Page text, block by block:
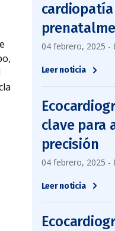
04 febrero, 2025 -
Leer noticia
clave para
precisión
04 febrero, 2025 -
Leer noticia